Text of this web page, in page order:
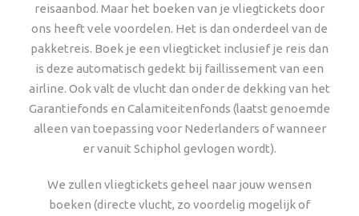
reisaanbod. Maar het boeken van je vliegtickets door
ons heeft vele voordelen. Het is dan onderdeel van de
pakketreis. Boek je een vliegticket inclusief je reis dan
is deze automatisch gedekt bij faillissement van een
airline. Ook valt de vlucht dan onder de dekking van het
Garantiefonds en Calamiteitenfonds (laatst genoemde
alleen van toepassing voor Nederlanders of wanneer
er vanuit Schiphol gevlogen wordt).
We zullen vliegtickets geheel naar jouw wensen
boeken (directe vlucht, zo voordelig mogelijk of